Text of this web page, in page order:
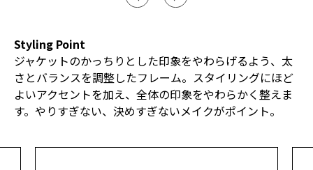
Styling Point
ジャケットのかっちりとした印象をやわらげるよう、太
さとバランスを調整したフレーム。スタイリングにほど
よいアクセントを加え、全体の印象をやわらかく整えま
す。やりすぎない、決めすぎないメイクがポイント。